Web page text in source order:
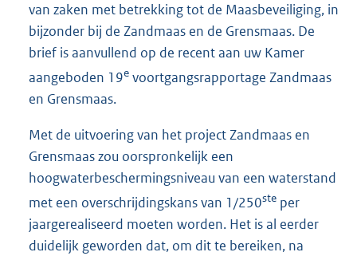
van zaken met betrekking tot de Maasbeveiliging, in
bijzonder bij de Zandmaas en de Grensmaas. De
brief is aanvullend op de recent aan uw Kamer
aangeboden 19e voortgangsrapportage Zandmaas
en Grensmaas.
Met de uitvoering van het project Zandmaas en
Grensmaas zou oorspronkelijk een
hoogwaterbeschermingsniveau van een waterstand
met een overschrijdingskans van 1/250ste per
jaargerealiseerd moeten worden. Het is al eerder
duidelijk geworden dat, om dit te bereiken, na